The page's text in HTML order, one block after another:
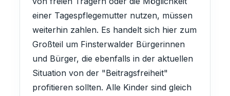
einer Tagespflegemutter nutzen, müssen
weiterhin zahlen. Es handelt sich hier zum
Großteil um Finsterwalder Bürgerinnen
und Bürger, die ebenfalls in der aktuellen
Situation von der "Beitragsfreiheit"
profitieren sollten. Alle Kinder sind gleich